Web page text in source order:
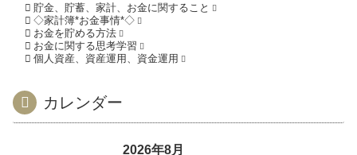
貯金、貯蓄、家計、お金に関すること
◇家計簿*お金事情*◇
お金を貯める方法
お金に関する思考学習
個人資産、資産運用、資金運用
カレンダー
2026年8月